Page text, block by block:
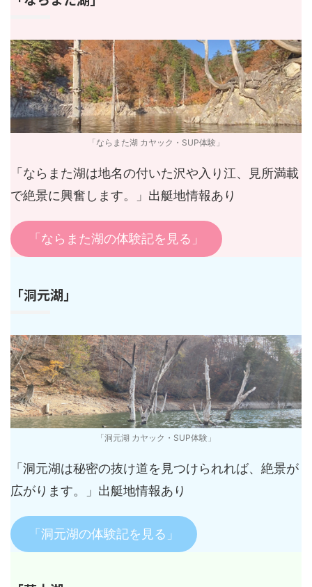
「ならまた湖 カヤック・SUP体験」
「ならまた湖は地名の付いた沢や入り江、見所満載
で絶景に興奮します。」出艇地情報あり
「ならまた湖の体験記を見る」
「洞元湖」
「洞元湖 カヤック・SUP体験」
「洞元湖は秘密の抜け道を見つけられれば、絶景が
広がります。」出艇地情報あり
「洞元湖の体験記を見る」